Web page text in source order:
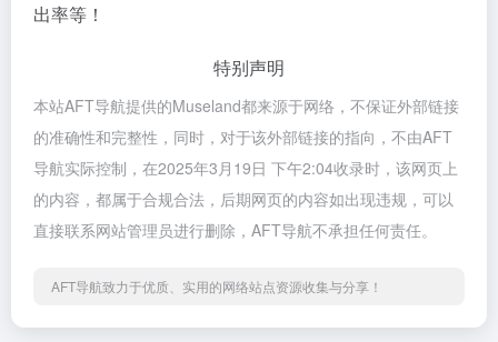
出率等！
特别声明
本站AFT导航提供的Museland都来源于网络，不保证外部链接
的准确性和完整性，同时，对于该外部链接的指向，不由AFT
导航实际控制，在2025年3月19日 下午2:04收录时，该网页上
的内容，都属于合规合法，后期网页的内容如出现违规，可以
直接联系网站管理员进行删除，AFT导航不承担任何责任。
AFT导航致力于优质、实用的网络站点资源收集与分享！